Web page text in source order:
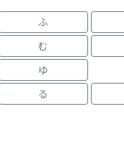
ふ
む
ゆ
る